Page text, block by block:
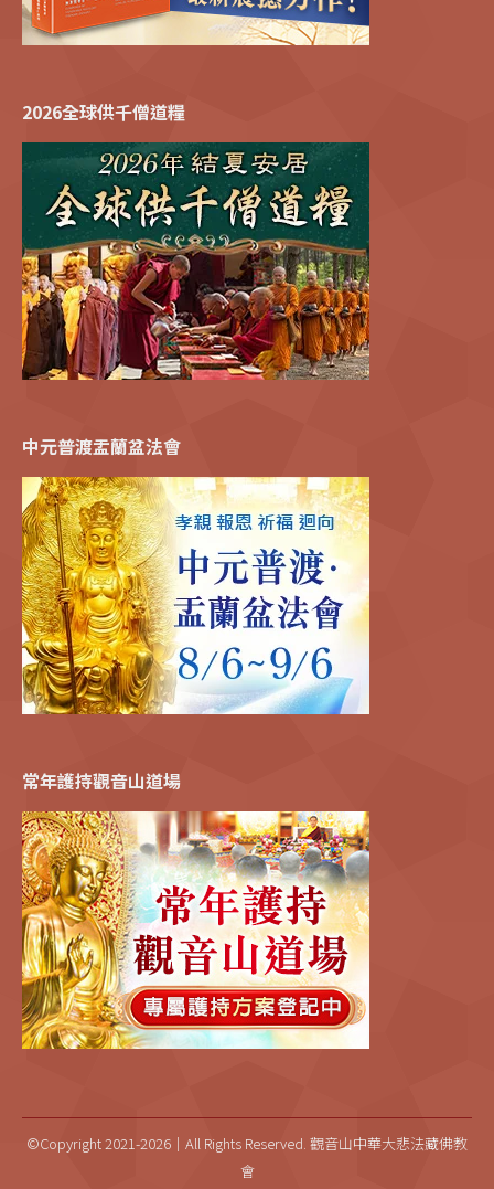
2026全球供千僧道糧
中元普渡盂蘭盆法會
常年護持觀音山道場
©Copyright 2021-2026｜All Rights Reserved. 觀音山中華大悲法藏佛教
會